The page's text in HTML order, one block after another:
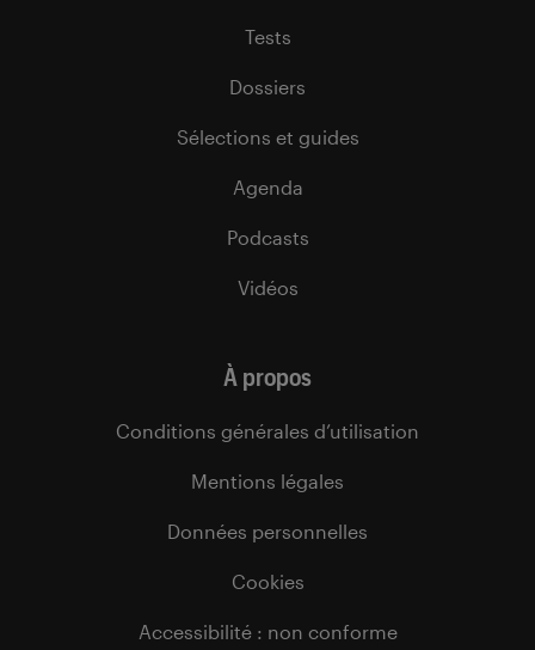
Tests
Dossiers
Sélections et guides
Agenda
Podcasts
Vidéos
À propos
Conditions générales d’utilisation
Mentions légales
Données personnelles
Cookies
Accessibilité : non conforme